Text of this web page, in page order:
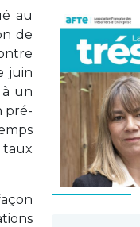
au
de
juin
un
pré-
taux